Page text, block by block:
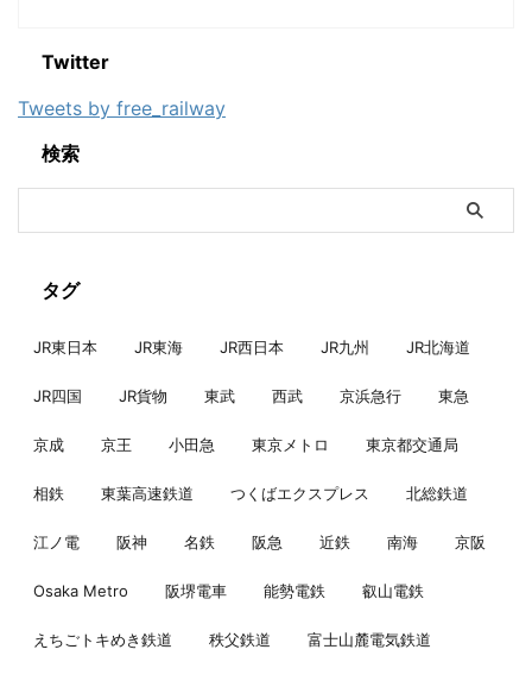
Twitter
Tweets by free_railway
検索
タグ
JR東日本 JR東海 JR西日本 JR九州 JR北海道
JR四国 JR貨物 東武 西武 京浜急行 東急
京成 京王 小田急 東京メトロ 東京都交通局
相鉄 東葉高速鉄道 つくばエクスプレス 北総鉄道
江ノ電 阪神 名鉄 阪急 近鉄 南海 京阪
Osaka Metro 阪堺電車 能勢電鉄 叡山電鉄
えちごトキめき鉄道 秩父鉄道 富士山麓電気鉄道